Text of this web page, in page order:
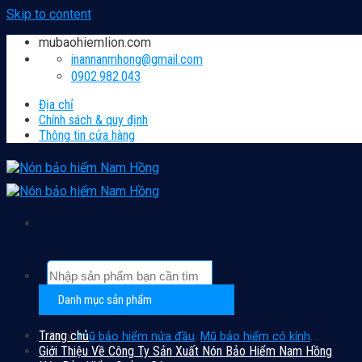
Skip to content
mubaohiemlion.com
inannanmhong@gmail.com
0902.982.043
Địa chỉ
Chính sách & quy định
Thông tin cửa hàng
Gợi ý:mũ bảo hiểm nửa đầu, Mũ bảo hiểm có kính,...
Danh mục sản phẩm
Trang chủ
Giới Thiệu Về Công Ty Sản Xuất Nón Bảo Hiểm Nam Hồng